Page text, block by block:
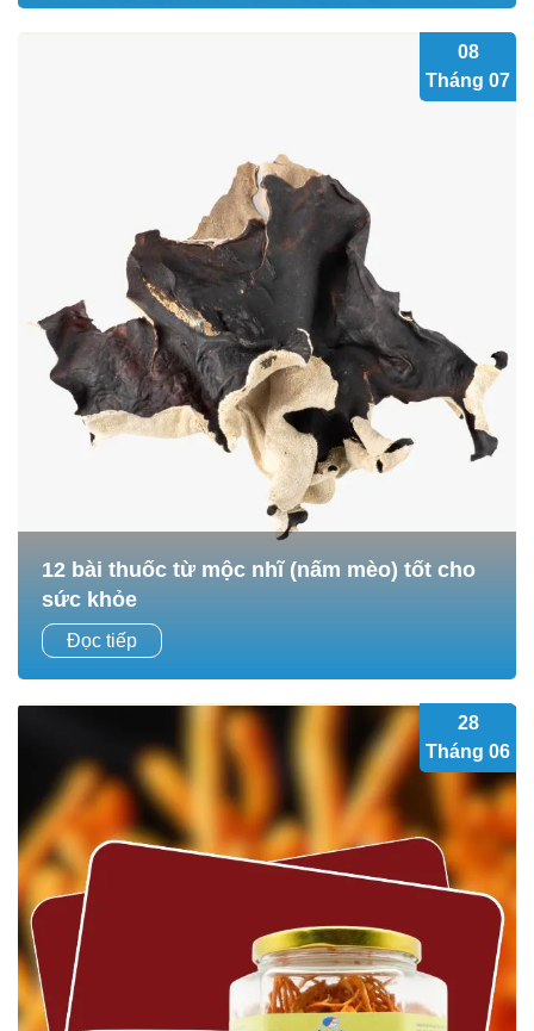
tốt cho quá trình chuyển hóa...
08
Tháng 07
12 bài thuốc từ mộc nhĩ (nấm mèo) tốt cho
sức khỏe
Mộc nhĩ nguyên liệu quen thuộc trong gian bếp Việt, đồng
thời là “vị thuốc lành” trong y học cổ truyền. Mộc nhĩ (còn
được gọi là nấm mèo, nấm...
Đọc tiếp
28
Tháng 06